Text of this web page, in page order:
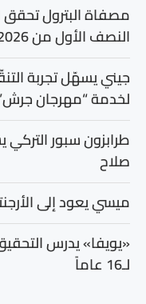
النصف الأول من 2026
جيني يسهّل تجربة
لخدمة “مهرجان
طرابزون سبور
صلاح
ميسي يعود إلى
«يويفا» يدرس
لـ16 عاماً